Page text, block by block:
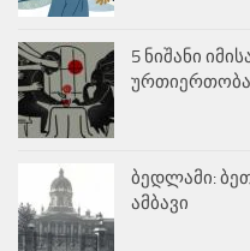
5 ნიშანი
ბედლამი:
ამბავი